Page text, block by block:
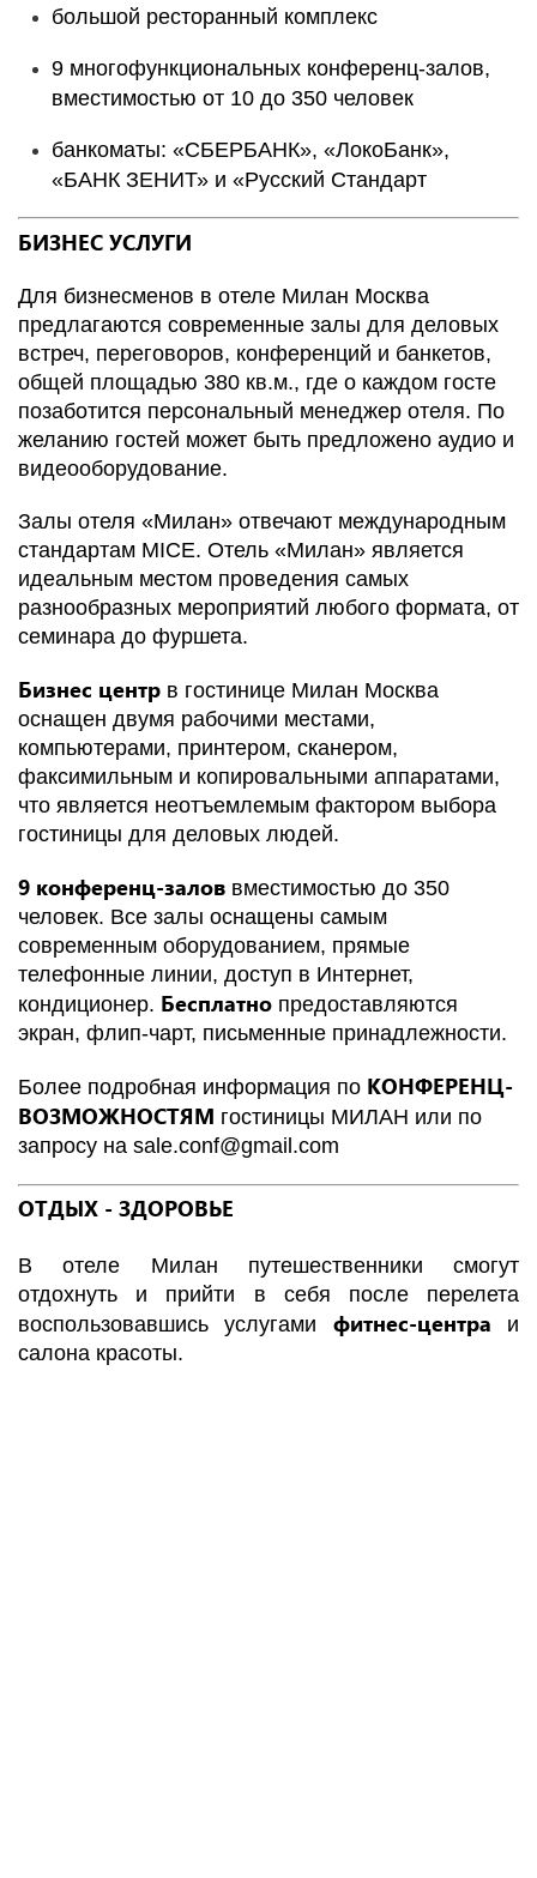
большой ресторанный комплекс
9 многофункциональных конференц-залов,
вместимостью от 10 до 350 человек
банкоматы: «СБЕРБАНК», «ЛокоБанк»,
«БАНК ЗЕНИТ» и «Русский Стандарт
БИЗНЕС УСЛУГИ
Для бизнесменов в отеле Милан Москва
предлагаются современные залы для деловых
встреч, переговоров, конференций и банкетов,
общей площадью 380 кв.м., где о каждом госте
позаботится персональный менеджер отеля. По
желанию гостей может быть предложено аудио и
видеооборудование.
Залы отеля «Милан» отвечают международным
стандартам MICE. Отель «Милан» является
идеальным местом проведения самых
разнообразных мероприятий любого формата, от
семинара до фуршета.
Бизнес центр в гостинице Милан Москва
оснащен двумя рабочими местами,
компьютерами, принтером, сканером,
факсимильным и копировальными аппаратами,
что является неотъемлемым фактором выбора
гостиницы для деловых людей.
9 конференц-залов вместимостью до 350
человек. Все залы оснащены самым
современным оборудованием, прямые
телефонные линии, доступ в Интернет,
кондиционер. Бесплатно предоставляются
экран, флип-чарт, письменные принадлежности.
Более подробная информация по КОНФЕРЕНЦ-
ВОЗМОЖНОСТЯМ гостиницы МИЛАН или по
запросу на sale.conf@gmail.com
ОТДЫХ - ЗДОРОВЬЕ
В отеле Милан путешественники смогут
отдохнуть и прийти в себя после перелета
воспользовавшись услугами фитнес-центра и
салона красоты.